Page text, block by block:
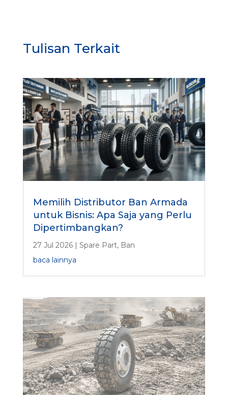
Tulisan Terkait
Memilih Distributor Ban Armada
untuk Bisnis: Apa Saja yang Perlu
Dipertimbangkan?
27 Jul 2026| Spare Part, Ban
baca lainnya